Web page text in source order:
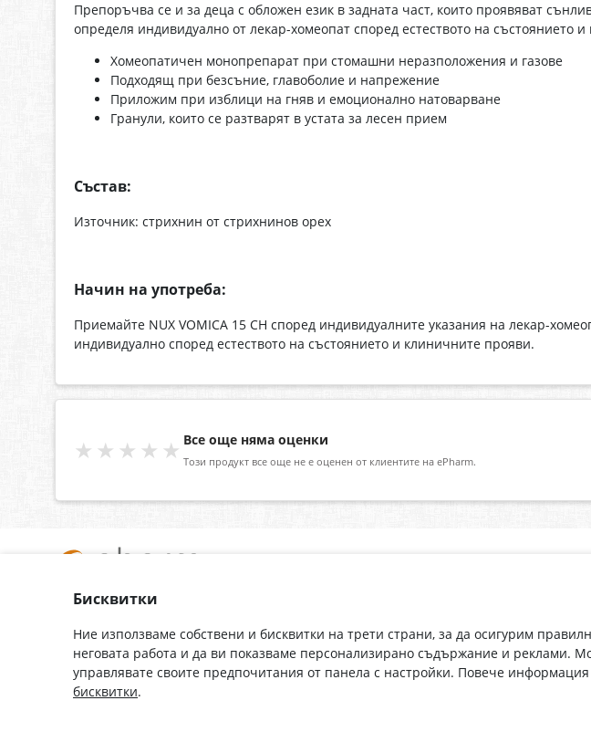
Препоръчва се и за деца с обложен език в задната част, които проявяват
определя индивидуално от лекар-хомеопат според естеството на състоянието
Хомеопатичен монопрепарат при стомашни неразположения и газове
Подходящ при безсъние, главоболие и напрежение
Приложим при изблици на гняв и емоционално натоварване
Гранули, които се разтварят в устата за лесен прием
Състав:
Източник: стрихнин от стрихнинов орех
Начин на употреба:
Приемайте NUX VOMICA 15 CH според индивидуалните указания на лекар-
индивидуално според естеството на състоянието и клиничните прояви.
★★★★★ Все още няма оценки
Този продукт все още не е оценен от клиентите на ePharm.
За нас
Контакти
Полезни връзки
Лични данни
Доставка
Гаранция
Плащане
Как да поръчам
С абонамента се съгласявам с
Бисквитки
Ние използваме собствени и бисквитки на трети страни, за да осигурим
неговата работа и да ви показваме персонализирано съдържание и реклами.
управлявате своите предпочитания от панела с настройки. Повече
бисквитки.